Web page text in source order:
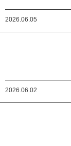
2026.06.05
2026.06.02